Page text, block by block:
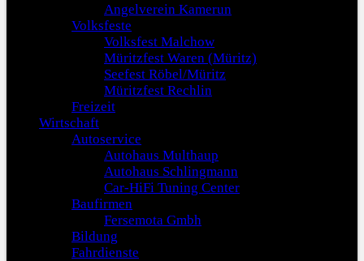
Angelverein Kamerun
Volksfeste
Volksfest Malchow
Müritzfest Waren (Müritz)
Seefest Röbel/Müritz
Müritzfest Rechlin
Freizeit
Wirtschaft
Autoservice
Autohaus Multhaup
Autohaus Schlingmann
Car-HiFi Tuning Center
Baufirmen
Fersemota Gmbh
Bildung
Fahrdienste